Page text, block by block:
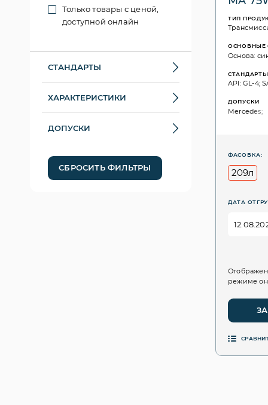
Только товары с ценой,
доступной онлайн
СТАНДАРТЫ
ХАРАКТЕРИСТИКИ
ДОПУСКИ
СБРОСИТЬ ФИЛЬТРЫ
ТИП
ОСНОВНЫЕ
Основа:
СТАНДАРТЫ
API: GL-4;
ДОПУСКИ
Mercedes;
ФАСОВКА:
209л
ДАТА
режиме